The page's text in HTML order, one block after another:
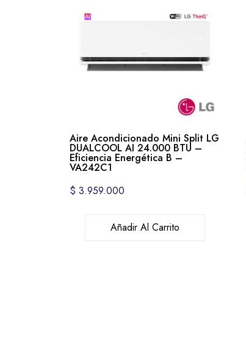
Aire Acondicionado Mini Split LG
DUALCOOL AI 24.000 BTU –
Eficiencia Energética B –
VA242C1
$ 3.959.000
Añadir Al Carrito